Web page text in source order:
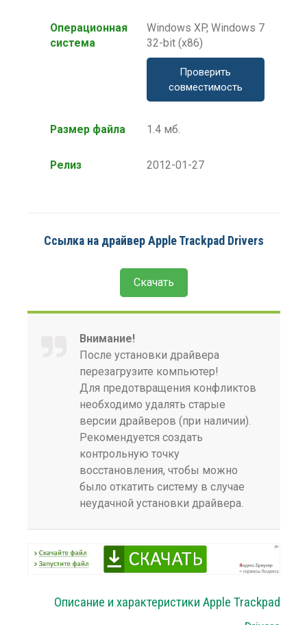
Операционная
система
Windows XP, Windows 7
32-bit (x86)
Проверить
совместимость
Размер файла 1.4 мб.
Релиз 2012-01-27
Ссылка на драйвер Apple Trackpad Drivers
Скачать
Внимание!
После установки драйвера
перезагрузите компьютер!
Для предотвращения конфликтов
необходимо удалять старые
версии драйверов (при наличии).
Рекомендуется создать
контрольную точку
восстановления, чтобы можно
было откатить систему в случае
неудачной установки драйвера.
Описание и характеристики Apple Trackpad